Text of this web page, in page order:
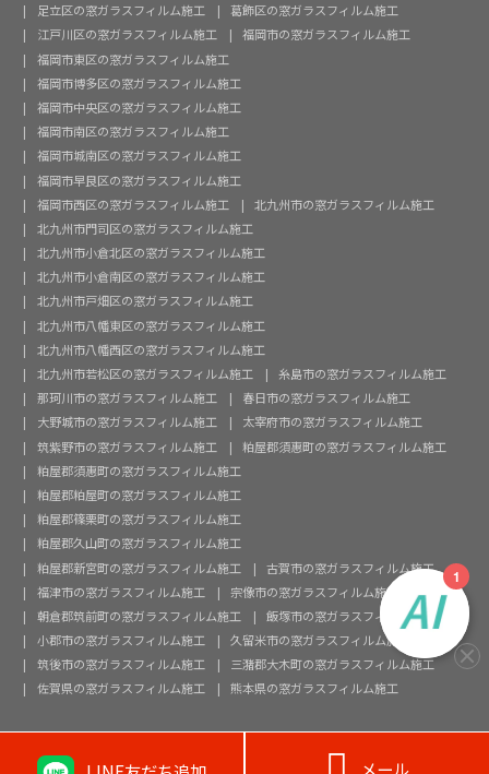
足立区の窓ガラスフィルム施工
葛飾区の窓ガラスフィルム施工
江戸川区の窓ガラスフィルム施工
福岡市の窓ガラスフィルム施工
福岡市東区の窓ガラスフィルム施工
福岡市博多区の窓ガラスフィルム施工
福岡市中央区の窓ガラスフィルム施工
福岡市南区の窓ガラスフィルム施工
福岡市城南区の窓ガラスフィルム施工
福岡市早良区の窓ガラスフィルム施工
福岡市西区の窓ガラスフィルム施工
北九州市の窓ガラスフィルム施工
北九州市門司区の窓ガラスフィルム施工
北九州市小倉北区の窓ガラスフィルム施工
北九州市小倉南区の窓ガラスフィルム施工
北九州市戸畑区の窓ガラスフィルム施工
北九州市八幡東区の窓ガラスフィルム施工
北九州市八幡西区の窓ガラスフィルム施工
北九州市若松区の窓ガラスフィルム施工
糸島市の窓ガラスフィルム施工
那珂川市の窓ガラスフィルム施工
春日市の窓ガラスフィルム施工
大野城市の窓ガラスフィルム施工
太宰府市の窓ガラスフィルム施工
筑紫野市の窓ガラスフィルム施工
粕屋郡須惠町の窓ガラスフィルム施工
粕屋郡須惠町の窓ガラスフィルム施工
粕屋郡粕屋町の窓ガラスフィルム施工
粕屋郡篠栗町の窓ガラスフィルム施工
粕屋郡久山町の窓ガラスフィルム施工
粕屋郡新宮町の窓ガラスフィルム施工
古賀市の窓ガラスフィルム施工
福津市の窓ガラスフィルム施工
宗像市の窓ガラスフィルム施工
朝倉郡筑前町の窓ガラスフィルム施工
飯塚市の窓ガラスフィルム施工
小郡市の窓ガラスフィルム施工
久留米市の窓ガラスフィルム施工
筑後市の窓ガラスフィルム施工
三潴郡大木町の窓ガラスフィルム施工
佐賀県の窓ガラスフィルム施工
熊本県の窓ガラスフィルム施工
メール